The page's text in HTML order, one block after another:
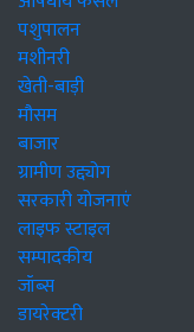
पशुपालन
मशीनरी
खेती-बाड़ी
मौसम
बाजार
ग्रामीण उद्द्योग
सरकारी योजनाएं
लाइफ स्टाइल
सम्पादकीय
जॉब्स
डायरेक्टरी